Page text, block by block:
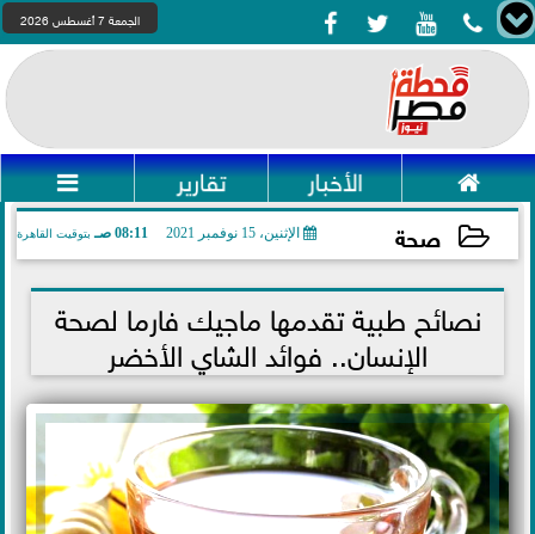
    الجمعة 7 أغسطس 2026
 الأخبار تقارير 
صحة الإثنين، 15 نوفمبر 2021 08:11 صـ بتوقيت القاهرة
2021-11-15 08:11:37نصائح طبية تقدمها ماجيك فارما لصحة
الإنسان.. فوائد الشاي الأخضر